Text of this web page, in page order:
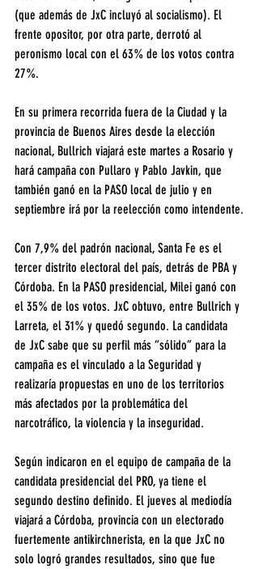
(que además de JxC incluyó al socialismo). El
frente opositor, por otra parte, derrotó al
peronismo local con el 63% de los votos contra
27%.
En su primera recorrida fuera de la Ciudad y la
provincia de Buenos Aires desde la elección
nacional, Bullrich viajará este martes a Rosario y
hará campaña con Pullaro y Pablo Javkin, que
también ganó en la PASO local de julio y en
septiembre irá por la reelección como intendente.
Con 7,9% del padrón nacional, Santa Fe es el
tercer distrito electoral del país, detrás de PBA y
Córdoba. En la PASO presidencial, Milei ganó con
el 35% de los votos. JxC obtuvo, entre Bullrich y
Larreta, el 31% y quedó segundo. La candidata
de JxC sabe que su perfil más “sólido” para la
campaña es el vinculado a la Seguridad y
realizaría propuestas en uno de los territorios
más afectados por la problemática del
narcotráfico, la violencia y la inseguridad.
Según indicaron en el equipo de campaña de la
candidata presidencial del PRO, ya tiene el
segundo destino definido. El jueves al mediodía
viajará a Córdoba, provincia con un electorado
fuertemente antikirchnerista, en la que JxC no
solo logró grandes resultados, sino que fue